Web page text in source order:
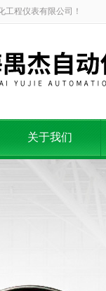
工程仪表有限公司！
关于我们